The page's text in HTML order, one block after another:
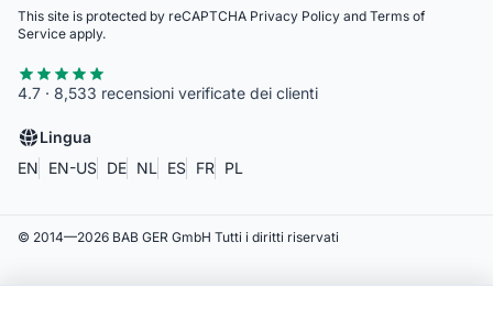
This site is protected by reCAPTCHA Privacy Policy and Terms of
Service apply.
4.7 · 8,533 recensioni verificate dei clienti
Lingua
EN
EN-US DE NL ES FR PL
© 2014—2026 BAB GER GmbH Tutti i diritti riservati